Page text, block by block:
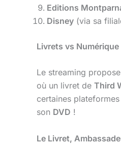
Editions
Disney (via sa
Livrets vs
Le streaming
où un livret de Third
certaines
son DVD !
Le Livret,